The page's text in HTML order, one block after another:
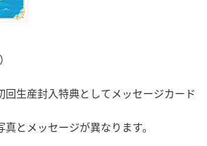
回生産封入特典としてメッセージカード
とメッセージが異なります。